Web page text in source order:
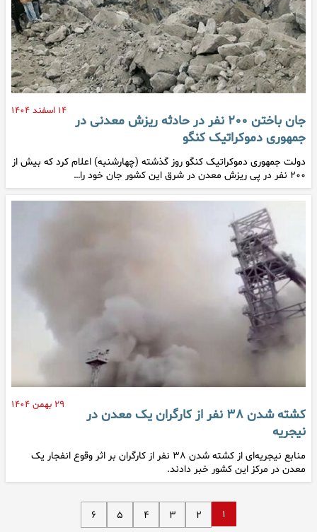
۱۴ اسفند ۱۴۰۴
جان باختن ۲۰۰ نفر در حادثه ریزش معدنی در
جمهوری دموکراتیک کنگو
دولت جمهوری دموکراتیک کنگو روز گذشته (چهارشنبه) اعلام کرد که بیش از
۲۰۰ نفر در پی ریزش معدن در شرق این کشور جان خود را…
۲۹ بهمن ۱۴۰۴
کشته شدن ۳۸ نفر از کارگران یک معدن در
نیجریه
منابع نیجریه‌ای از کشته شدن ۳۸ نفر از کارگران بر اثر وقوع انفجار یک
معدن در مرکز این کشور خبر دادند.
۱ ۲ ۳ ۴ ۵ ۶